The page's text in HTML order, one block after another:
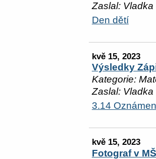
Zaslal: Vladka
Den dětí
kvě 15, 2023
Výsledky
Kategorie:
Zaslal: Vladka
3.14
kvě 15, 2023
Fotograf v MŠ